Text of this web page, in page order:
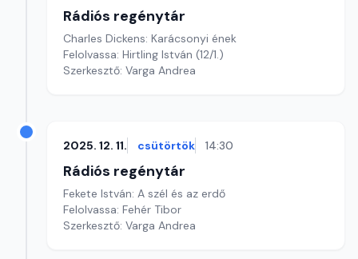
Rádiós regénytár
Charles Dickens: Karácsonyi ének
Felolvassa: Hirtling István (12/1.)
Szerkesztő: Varga Andrea
2025. 12. 11. csütörtök 14:30
Rádiós regénytár
Fekete István: A szél és az erdő
Felolvassa: Fehér Tibor
Szerkesztő: Varga Andrea